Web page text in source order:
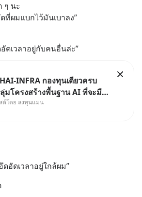
ๆ นะ
ผมแบกไว้มันเบาลง”
ดเวลาอยู่กับคนอื่นล่ะ”
INFRA กองทุนเดียวครบ
มโครงสร้างพื้นฐาน AI ที่จะมี
ลงทุนครั้งใหญ่ในประวัติศาสตร์
าลงทุน AI
ต์โดย ลงทุนแมน
อัดเวลาอยู่ใกล้ผม”